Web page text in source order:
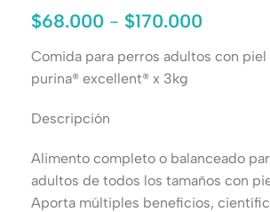
$68.000 - $170.000
Comida para perros adultos con
purina® excellent® x 3kg
Descripción
Alimento completo o balanceado
adultos de todos los tamaños con
Aporta múltiples beneficios,